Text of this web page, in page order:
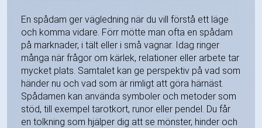
En spådam ger vägledning när du vill förstå ett läge
och komma vidare. Förr mötte man ofta en spådam
på marknader, i tält eller i små vagnar. Idag ringer
många när frågor om kärlek, relationer eller arbete tar
mycket plats. Samtalet kan ge perspektiv på vad som
händer nu och vad som är rimligt att göra härnäst.
Spådamen kan använda symboler och metoder som
stöd, till exempel tarotkort, runor eller pendel. Du får
en tolkning som hjälper dig att se mönster, hinder och